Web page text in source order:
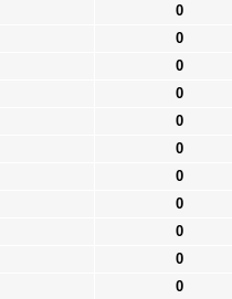
0
0
0
0
0
0
0
0
0
0
0